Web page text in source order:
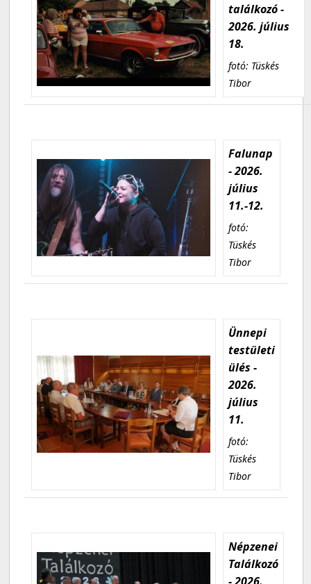
találkozó -
2026. július
18.
fotó: Tüskés
Tibor
Falunap
- 2026.
július
11.-12.
fotó:
Tüskés
Tibor
Ünnepi
testületi
ülés -
2026.
július
11.
fotó:
Tüskés
Tibor
Népzenei
Találkozó